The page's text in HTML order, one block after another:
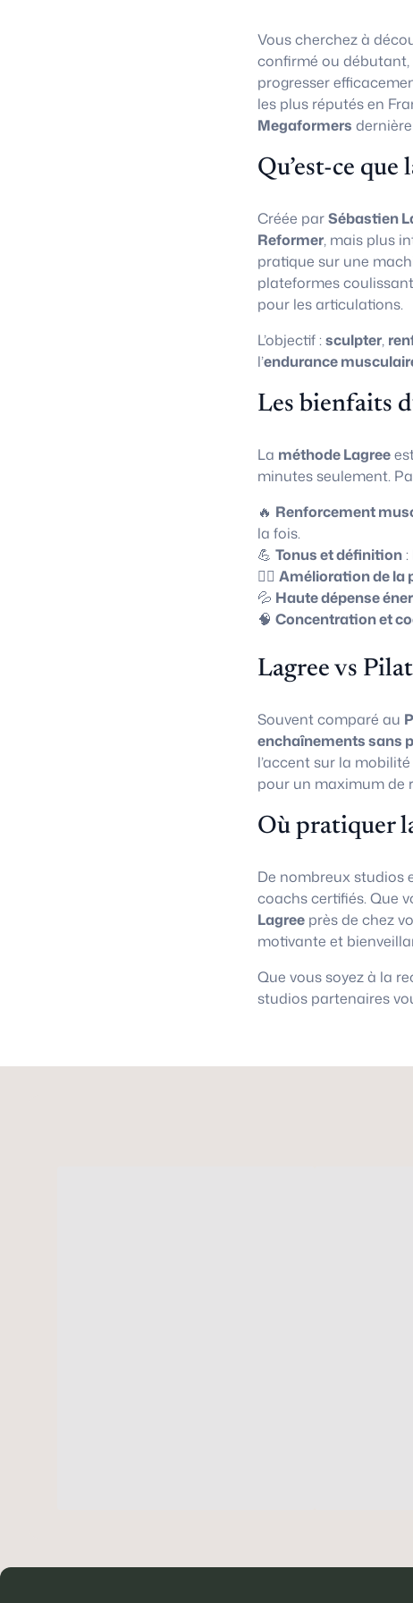
Vous cherchez à
confirmé ou
progresser
les plus réputés en
Megaformers
Qu’est-ce que
Créée parSébastien
Reformer, mais plus
pratique sur une
plateformes
pour les articulations.
L’objectif :sculpter,
l’endurance
Les bienfaits
La méthode Lagree
minutes seulement.
🔥 Renforcement
la fois.
💪 Tonus et définition
🧘‍♀️ Amélioration de la
💦 Haute dépense
🧠 Concentration et
Lagree vs
Souvent comparé au
enchaînements sans
l’accent sur la
pour un maximum de
Où pratiquer
De nombreux studios
coachs certifiés. Que
Lagree près de chez
motivante et
Que vous soyez à la
studios partenaires